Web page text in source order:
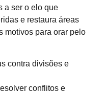
a ser o elo que
e restaura áreas
motivos para orar pelo
contra divisões e
conflitos e